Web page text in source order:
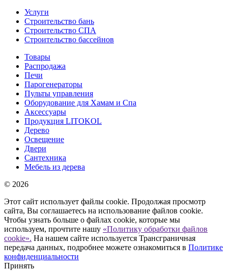
Услуги
Строительство бань
Строительство СПА
Строительство бассейнов
Товары
Распродажа
Печи
Парогенераторы
Пульты управления
Оборудование для Хамам и Спа
Аксессуары
Продукция LITOKOL
Дерево
Освещение
Двери
Сантехника
Мебель из дерева
© 2026
Этот сайт использует файлы cookie. Продолжая просмотр
сайта, Вы соглашаетесь на использование файлов cookie.
Чтобы узнать больше о файлах cookie, которые мы
используем, прочтите нашу «Политику обработки файлов
cookie». На нашем сайте используется Трансграничная
передача данных, подробнее можете ознакомиться в Политике
конфиденциальности
Принять